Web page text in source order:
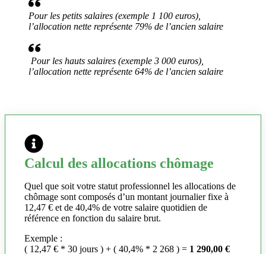
Pour les petits salaires (exemple 1 100 euros),
l’allocation nette représente 79% de l’ancien salaire
Pour les hauts salaires (exemple 3 000 euros),
l’allocation nette représente 64% de l’ancien salaire
Calcul des allocations chômage
Quel que soit votre statut professionnel les allocations de
chômage sont composés d’un montant journalier fixe à
12,47 € et de 40,4% de votre salaire quotidien de
référence en fonction du salaire brut.
Exemple :
( 12,47 € * 30 jours ) + ( 40,4% * 2 268 ) = 1 290,00 €